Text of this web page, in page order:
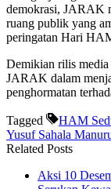
demokrasi, JARAK
ruang publik yang
peringatan Hari
Demikian rilis media
JARAK dalam
penghormatan
Tagged HAM
Yusuf Sahala
Related Posts
Aksi 10